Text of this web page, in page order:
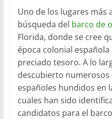
Uno de los lugares más
búsqueda del barco de
Florida, donde se cree
época colonial
preciado tesoro. A lo
descubierto numerosos
españoles hundidos en
cuales han sido
candidatos para el